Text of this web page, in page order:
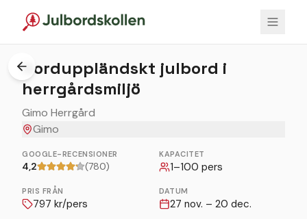
1/
Norduppländskt julbord i
herrgårdsmiljö
Gimo Herrgård
Gimo
GOOGLE-RECENSIONER
4,2 (780)
KAPACITET
1–100 pers
PRIS FRÅN
797 kr/pers
DATUM
27 nov. – 20 dec.